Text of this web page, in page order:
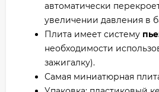
автоматически
увеличении давления в
Плита имеет систему
необходимости
зажигалку).
Самая миниатюрная